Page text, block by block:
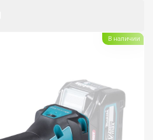
В наличии